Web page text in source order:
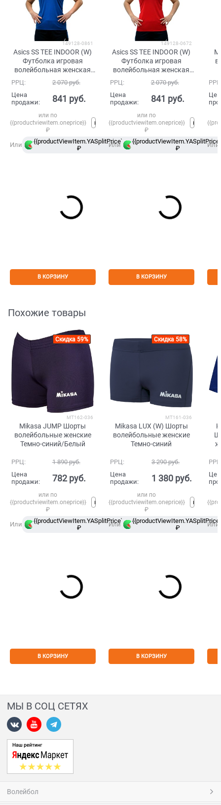
149128-0861
Asics SS TEE INDOOR (W)
Футболка игровая
волейбольная женская
Синий
РРЦ: 2 070 руб.
Цена
продажи:
841 руб.
или по
{{productviewitem.oneprice}}
₽
Или
{{productViewItem.YASplitPrice}}
₽
в
Сплит
В КОРЗИНУ
149128-0672
Asics SS TEE INDOOR (W)
Футболка игровая
волейбольная женская
Красный
РРЦ: 2 070 руб.
Цена
продажи:
841 руб.
или по
{{productviewitem.oneprice}}
₽
Или
₽
В КОРЗИНУ
Или
Похожие товары
Скидка 59%
MT162-036
Mikasa JUMP Шорты
волейбольные женские
Темно-синий/Белый
РРЦ: 1 890 руб.
Цена
продажи:
782 руб.
или по
{{productviewitem.oneprice}}
₽
Или
{{productViewItem.YASplitPrice}}
₽
в
Сплит
В КОРЗИНУ
Скидка 58%
MT161-036
Mikasa LUX (W) Шорты
волейбольные женские
Темно-синий
РРЦ: 3 290 руб.
Цена
продажи:
1 380 руб.
или по
{{productviewitem.oneprice}}
₽
Или
₽
В КОРЗИНУ
Или
МЫ В СОЦ СЕТЯХ
Волейбол